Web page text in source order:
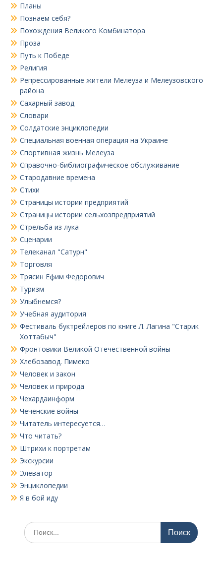
Планы
Познаем себя?
Похождения Великого Комбинатора
Проза
Путь к Победе
Религия
Репрессированные жители Мелеуза и Мелеузовского
района
Сахарный завод
Словари
Солдатские энциклопедии
Специальная военная операция на Украине
Спортивная жизнь Мелеуза
Справочно-библиографическое обслуживание
Стародавние времена
Стихи
Страницы истории предприятий
Страницы истории сельхозпредприятий
Стрельба из лука
Сценарии
Телеканал "Сатурн"
Торговля
Трясин Ефим Федорович
Туризм
Улыбнемся?
Учебная аудитория
Фестиваль буктрейлеров по книге Л. Лагина "Старик
Хоттабыч"
Фронтовики Великой Отечественной войны
Хлебозавод. Пимеко
Человек и закон
Человек и природа
Чехардаинформ
Чеченские войны
Читатель интересуется…
Что читать?
Штрихи к портретам
Экскурсии
Элеватор
Энциклопедии
Я в бой иду
Поиск
по: